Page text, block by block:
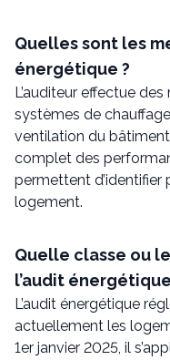
Quelles sont les
énergétique ?
L’auditeur effectue
systèmes de
ventilation du
complet des
permettent
logement.
Quelle classe ou
l’audit
L’audit énergétique
actuellement les
1er janvier 2025, il